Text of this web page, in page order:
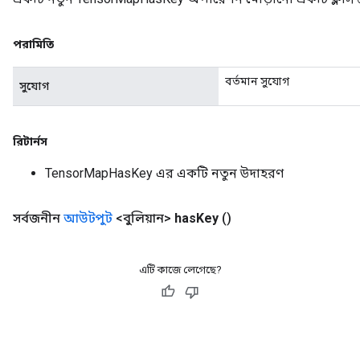
পরামিতি
সুযোগ বর্তমান সুযোগ
রিটার্নস
TensorMapHasKey এর একটি নতুন উদাহরণ
সর্বজনীন আউটপুট <বুলিয়ান> hasKey ()
এটি কাজে লেগেছে?